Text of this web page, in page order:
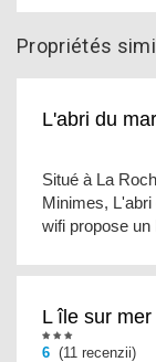
Propriétés
L'abri du
Situé à La
Minimes,
wifi propose un
L île sur mer
6 (11 recenzii)